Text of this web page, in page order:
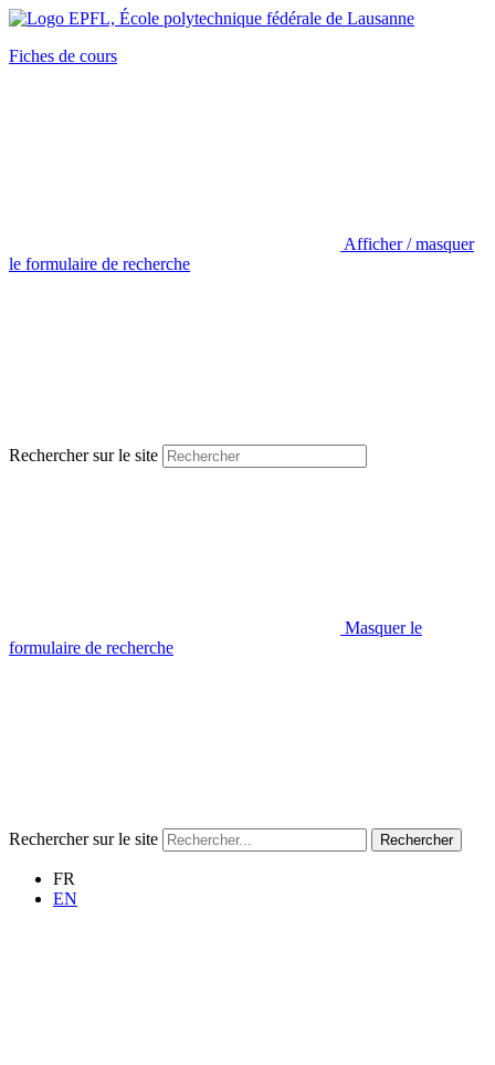
Fiches de cours
Afficher / masquer
le formulaire de recherche
Rechercher sur le site
Masquer le
formulaire de recherche
Rechercher sur le site Rechercher
FR
EN